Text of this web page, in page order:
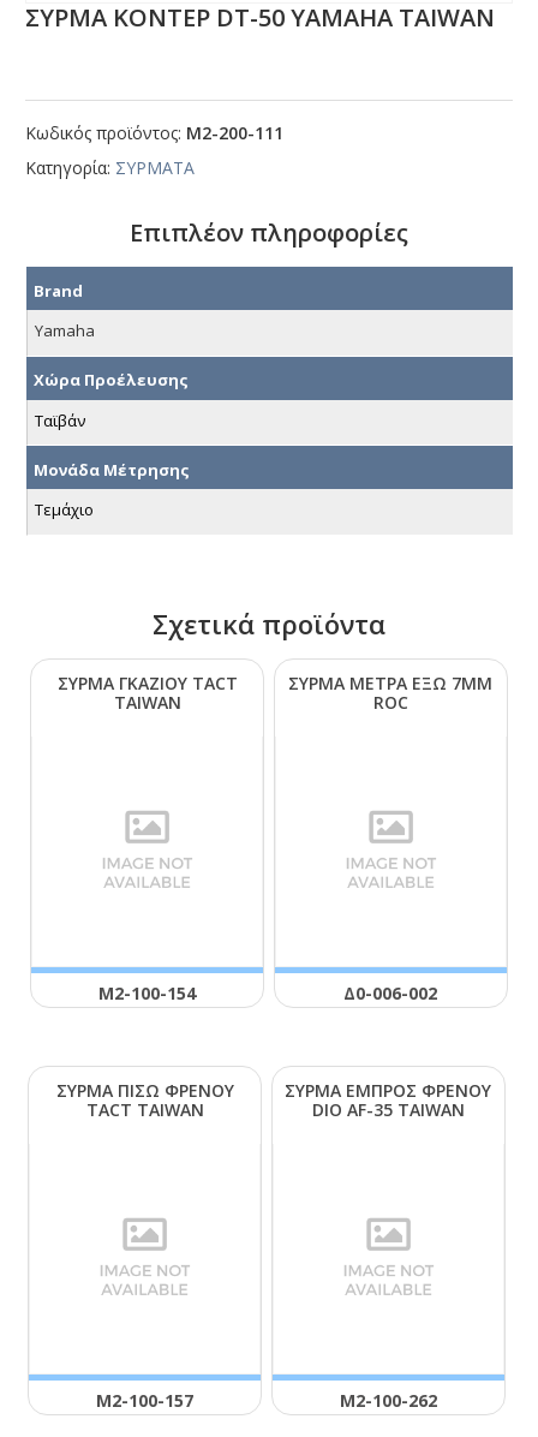
ΣΥΡΜΑ ΚΟΝΤΕΡ DΤ-50 ΥΑΜΑΗΑ ΤΑΙWΑΝ
Κωδικός προϊόντος: Μ2-200-111
Κατηγορία: ΣΥΡΜΑΤΑ
Επιπλέον πληροφορίες
Brand
Yamaha
Χώρα Προέλευσης
Ταϊβάν
Μονάδα Μέτρησης
Τεμάχιο
Σχετικά προϊόντα
ΣΥΡΜΑ ΓΚΑΖΙΟΥ ΤΑCΤ
ΤΑΙWΑΝ
Μ2-100-154
ΣΥΡΜΑ ΜΕΤΡΑ ΕΞΩ 7ΜΜ
RΟC
Δ0-006-002
ΣΥΡΜΑ ΠΙΣΩ ΦΡΕΝΟΥ
ΤΑCΤ ΤΑΙWΑΝ
Μ2-100-157
ΣΥΡΜΑ ΕΜΠΡΟΣ ΦΡΕΝΟΥ
DΙΟ ΑF-35 ΤΑΙWΑΝ
Μ2-100-262